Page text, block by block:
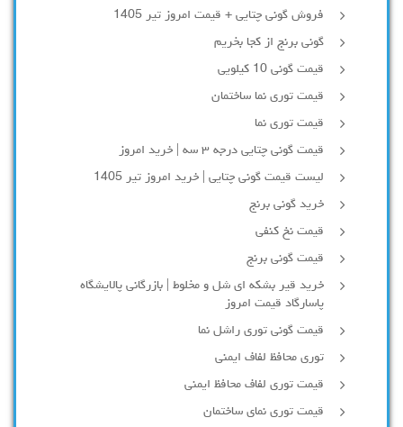
فروش گونی چتایی + قیمت امروز تیر 1405
گونی برنج از کجا بخریم
قیمت گونی 10 کیلویی
قیمت توری نما ساختمان
قیمت توری نما
قیمت گونی چتایی درجه ۳ سه | خرید امروز
لیست قیمت گونی چتایی | خرید امروز تیر 1405
خرید گونی برنج
قیمت نخ کنفی
قیمت گونی برنج
خرید قیر بشکه ای شل و مخلوط | بازرگانی پالایشگاه
پاسارگاد قیمت امروز
قیمت گونی توری راشل نما
توری محافظ لفاف ایمنی
قیمت توری لفاف محافظ ایمنی
قیمت توری نمای ساختمان